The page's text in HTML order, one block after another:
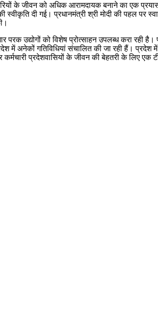
के जीवन को अधिक आरामदायक बनाने का एक
दी गई। प्रधानमंत्री श्री मोदी की पहल पर
परक उद्योगों को विशेष प्रोत्साहन उपलब्ध करा रही
में अनेकों गतिविधियां संचालित की जा रही हैं।
प्रदेशवासियों के जीवन की बेहतरी के लिए एक